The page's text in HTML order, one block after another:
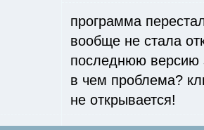
программа
вообще не стала
последнюю версию
в чем проблема?
не открывается!